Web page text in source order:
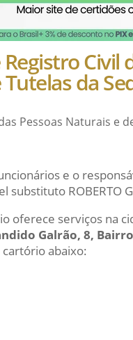
Civil
da
Pessoas Naturais e
e o
substituto ROBERTO
oferece serviços na
Galrão, 8,
abaixo: